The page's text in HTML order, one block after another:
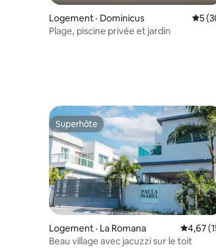
Logement · Dominicus Note
5
Plage, piscine privée et jardin
Superhôte
Superhôte
Logement · La Romana Note
4,67
Beau village avec jacuzzi sur le toit